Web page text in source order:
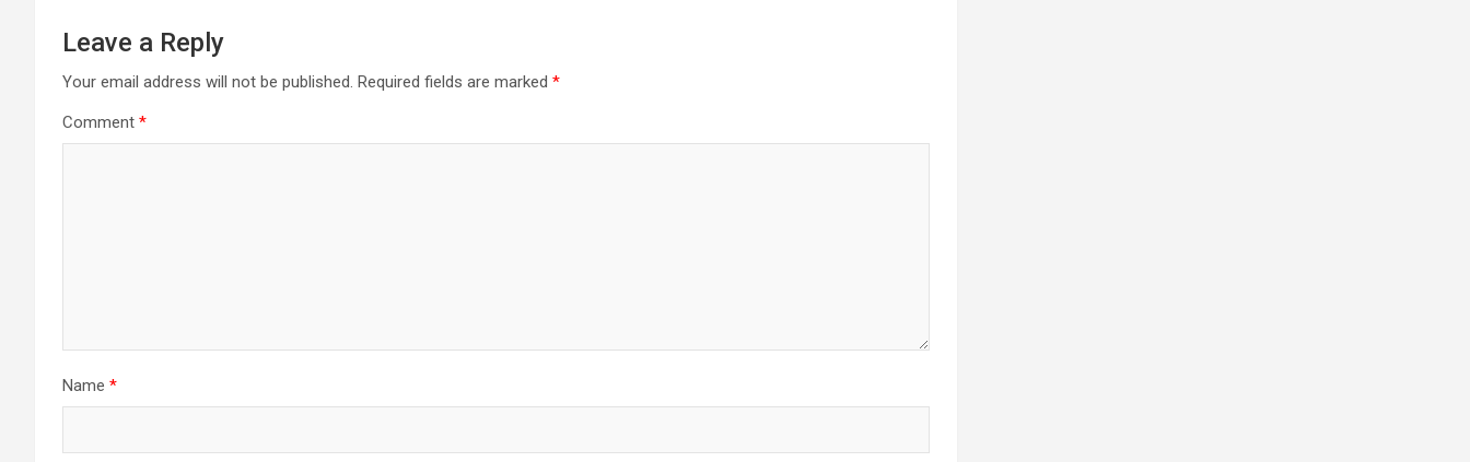
r
Leave a Reply
Your email address will not be published. Required fields are marked *
Comment *
Name *